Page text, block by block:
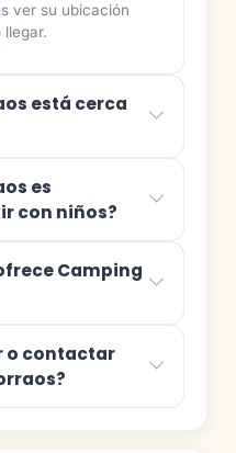
ver su ubicación
está cerca
es
con niños?
Camping
o contactar